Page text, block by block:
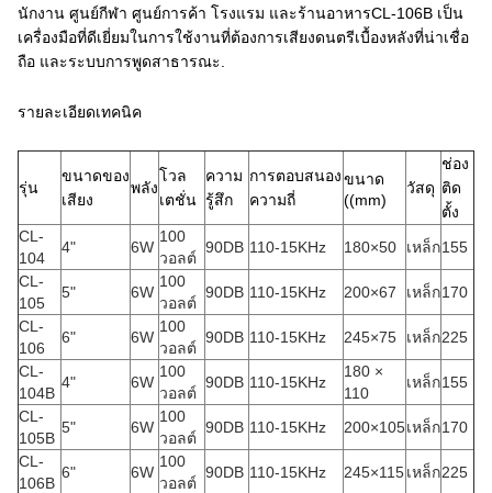
นักงาน ศูนย์กีฬา ศูนย์การค้า โรงแรม และร้านอาหารCL-106B เป็น
เครื่องมือที่ดีเยี่ยมในการใช้งานที่ต้องการเสียงดนตรีเบื้องหลังที่น่าเชื่อ
ถือ และระบบการพูดสาธารณะ.
รายละเอียดเทคนิค
รุ่น
ขนาดของ
เสียง
พลัง
โวล
เตชั่น
ความ
รู้สึก
การตอบสนอง
ความถี่
ขนาด
((mm)
วัสดุ
ช่อง
ติด
ตั้ง
CL-
104
4" 6W
100
วอลต์
90DB 110-15KHz 180×50 เหล็ก155
CL-
105
5" 6W
100
วอลต์
90DB 110-15KHz 200×67 เหล็ก170
CL-
106
6" 6W
100
วอลต์
90DB 110-15KHz 245×75 เหล็ก225
CL-
104B
4" 6W
100
วอลต์
90DB 110-15KHz
180 ×
110
เหล็ก155
CL-
105B
5" 6W
100
วอลต์
90DB 110-15KHz 200×105เหล็ก170
CL-
106B
6" 6W
100
วอลต์
90DB 110-15KHz 245×115เหล็ก225